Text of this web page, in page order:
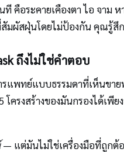
คือระคายเคืองตา ไอ จาม
มผัสฝุ่นโดยไม่ป้องกัน คุณรู้สึ
ถึงไม่ใช่คำตอบ
รแพทย์แบบธรรมดาที่เห็นข
โครงสร้างของมันกรองได้เพี
— แต่มันไม่ใช่เครื่องมือที่ถูกต้